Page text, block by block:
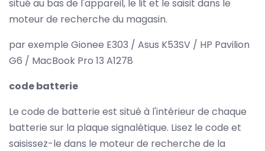
situé au bas de l'appareil, le lit et le saisit dans le
moteur de recherche du magasin.
par exemple Gionee E303 / Asus K53SV / HP Pavilion
G6 / MacBook Pro 13 A1278
code batterie
Le code de batterie est situé à l'intérieur de chaque
batterie sur la plaque signalétique. Lisez le code et
saisissez-le dans le moteur de recherche de la